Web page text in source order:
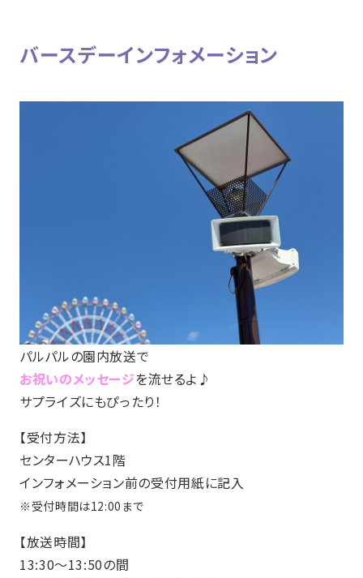
バースデーインフォメーション
パルパルの園内放送で
お祝いのメッセージを流せるよ♪
サプライズにもぴったり！
【受付方法】
センターハウス1階
インフォメーション前の受付用紙に記入
※受付時間は12:00まで
【放送時間】
13:30～13:50の間